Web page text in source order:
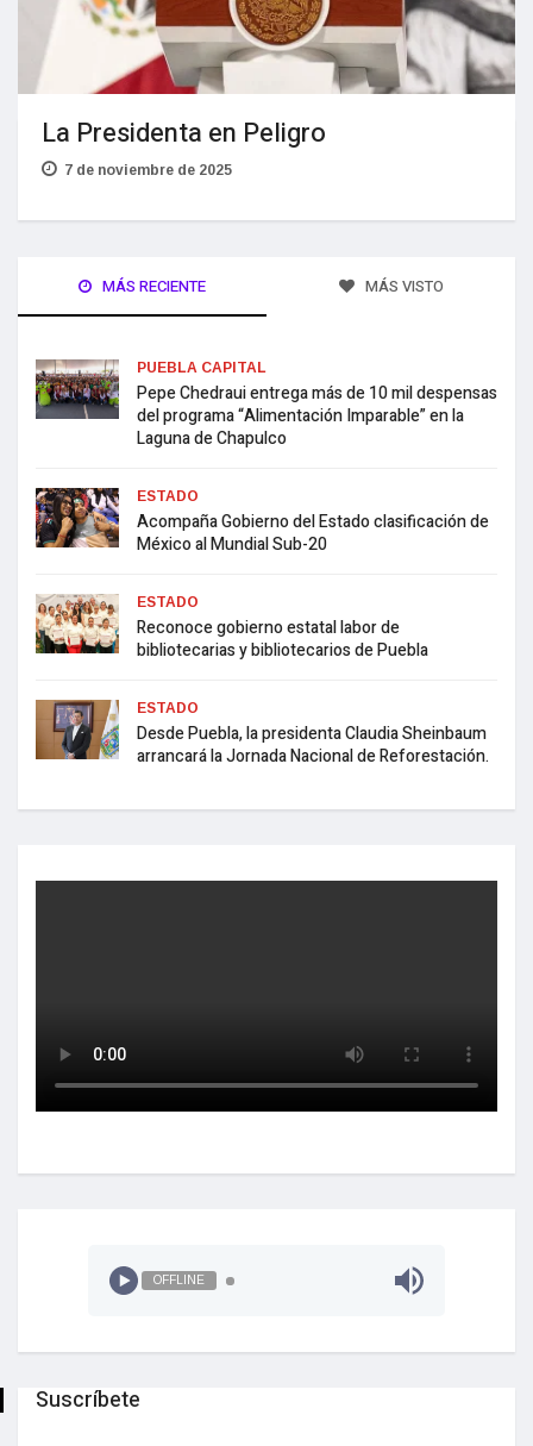
La Presidenta en Peligro
7 de noviembre de 2025
MÁS RECIENTE MÁS VISTO
PUEBLA CAPITAL
Pepe Chedraui entrega más de 10 mil despensas
del programa “Alimentación Imparable” en la
Laguna de Chapulco
ESTADO
Acompaña Gobierno del Estado clasificación de
México al Mundial Sub-20
ESTADO
Reconoce gobierno estatal labor de
bibliotecarias y bibliotecarios de Puebla
ESTADO
Desde Puebla, la presidenta Claudia Sheinbaum
arrancará la Jornada Nacional de Reforestación.
OFFLINE
Suscríbete